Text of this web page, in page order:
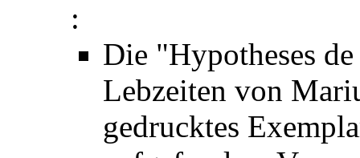
:
Die "Hypotheses
Lebzeiten von
gedrucktes